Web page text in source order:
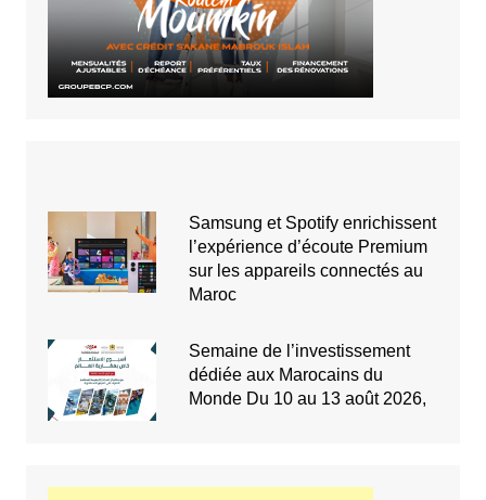
Samsung et Spotify enrichissent
l’expérience d’écoute Premium
sur les appareils connectés au
Maroc
Semaine de l’investissement
dédiée aux Marocains du
Monde Du 10 au 13 août 2026,